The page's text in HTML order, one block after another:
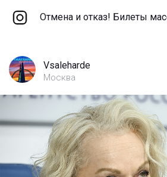
Отмена и отказ! Билеты
Vsaleharde
Москва